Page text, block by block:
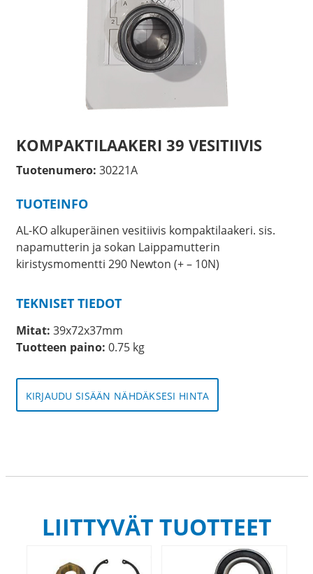
KOMPAKTILAAKERI 39 VESITIIVIS
Tuotenumero: 30221A
TUOTEINFO
AL-KO alkuperäinen vesitiivis kompaktilaakeri. sis.
napamutterin ja sokan Laippamutterin
kiristysmomentti 290 Newton (+ – 10N)
TEKNISET TIEDOT
Mitat: 39x72x37mm
Tuotteen paino: 0.75 kg
KIRJAUDU SISÄÄN NÄHDÄKSESI HINTA
LIITTYVÄT TUOTTEET